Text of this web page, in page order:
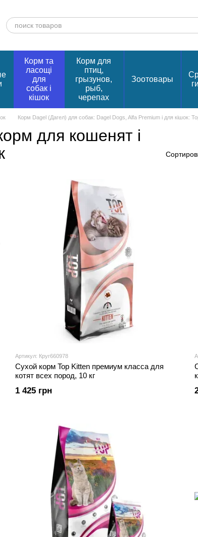
Корм та
ласощі
для
собак і
кішок
Корм для
птиц,
грызунов,
рыб,
черепах
Зоотовары
Корм Dagel (Дагел) для собак: Dagel Dogs, Alfa Premium і для кішок:
для кошенят і
Артикул: Круг660978
Сухой корм Top Kitten премиум класса для
котят всех пород, 10 кг
1 425 грн